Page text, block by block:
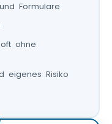
Formulare
ohne
eigenes Risiko